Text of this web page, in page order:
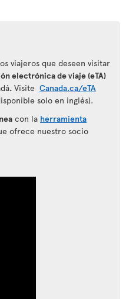
viajeros que deseen visitar
electrónica de viaje (eTA)
. Visite Canada.ca/eTA
solo en inglés).
con la herramienta
ofrece nuestro socio